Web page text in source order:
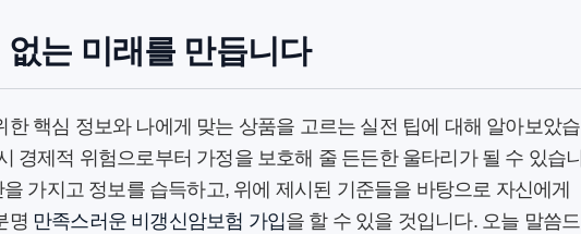
는 미래를 만듭니다
한 핵심 정보와 나에게 맞는 상품을 고르는 실전 팁에 대해 알아보았습
경제적 위험으로부터 가정을 보호해 줄 든든한 울타리가 될 수 있습니
가지고 정보를 습득하고, 위에 제시된 기준들을 바탕으로 자신에게
명 만족스러운 비갱신암보험 가입을 할 수 있을 것입니다. 오늘 말씀드